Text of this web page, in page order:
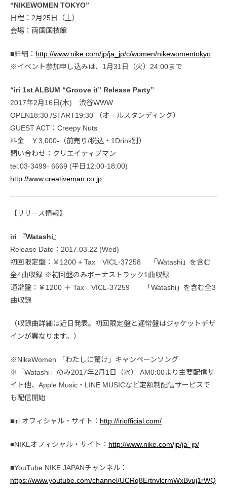
“NIKEWOMEN TOKYO”
日程：2月25日（土）
会場：両国国技館
■詳細： http://www.nike.com/jp/ja_jp/c/women/nikewomentokyo
※イベント参加申し込みは、1月31日（火）24:00まで
“iri 1st ALBUM “Groove it” Release Party”
2017年2月16日(木) 渋谷WWW
OPEN18:30 /START19:30 （オールスタンディング）
GUEST ACT：Creepy Nuts
料金 ￥3,000-（前売り/税込・1Drink別）
問い合わせ：クリエイティブマン
tel.03-3499- 6669 (平日12:00-18:00)
http://www.creativeman.co.jp
【リリース情報】
iri 『Watashi』
Release Date：2017.03.22 (Wed)
初回限定盤：￥1200 + Tax VICL-37258 「Watashi」を含む
全4曲収録 ※初回盤のみボーナストラック1曲収録
通常盤：￥1200 ＋ Tax VICL-37259 「Watashi」を含む全3
曲収録
（収録曲詳細は近日発表。初回限定盤と通常盤はジャケットデザ
インが異なります。）
※NikeWomen 「わたしに驚け」キャンペーンソング
※「Watashi」のみ2017年2月1日（水） AM0:00より主要配信サ
イト他、Apple Music・LINE MUSICなど定額制配信サービスで
も配信開始
■iri オフィシャル・サイト： http://iriofficial.com/
■NIKEオフィシャル・サイト： http://www.nike.com/jp/ja_jp/
■YouTube NIKE JAPANチャンネル：
https://www.youtube.com/channel/UCRq8ErtnvlcrmWxBvuj1rWQ